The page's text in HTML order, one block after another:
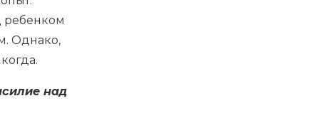
ребенком
Однако,
над